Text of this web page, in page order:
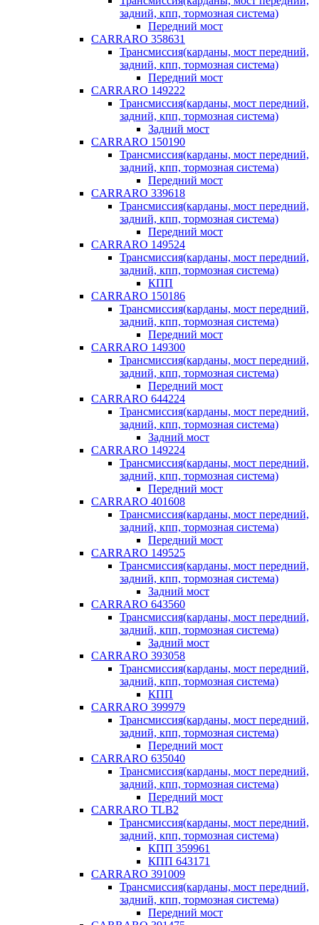
задний, кпп, тормозная система)
Передний мост
CARRARO 358631
Трансмиссия(карданы, мост передний,
задний, кпп, тормозная система)
Передний мост
CARRARO 149222
Трансмиссия(карданы, мост передний,
задний, кпп, тормозная система)
Задний мост
CARRARO 150190
Трансмиссия(карданы, мост передний,
задний, кпп, тормозная система)
Передний мост
CARRARO 339618
Трансмиссия(карданы, мост передний,
задний, кпп, тормозная система)
Передний мост
CARRARO 149524
Трансмиссия(карданы, мост передний,
задний, кпп, тормозная система)
КПП
CARRARO 150186
Трансмиссия(карданы, мост передний,
задний, кпп, тормозная система)
Передний мост
CARRARO 149300
Трансмиссия(карданы, мост передний,
задний, кпп, тормозная система)
Передний мост
CARRARO 644224
Трансмиссия(карданы, мост передний,
задний, кпп, тормозная система)
Задний мост
CARRARO 149224
Трансмиссия(карданы, мост передний,
задний, кпп, тормозная система)
Передний мост
CARRARO 401608
Трансмиссия(карданы, мост передний,
задний, кпп, тормозная система)
Передний мост
CARRARO 149525
Трансмиссия(карданы, мост передний,
задний, кпп, тормозная система)
Задний мост
CARRARO 643560
Трансмиссия(карданы, мост передний,
задний, кпп, тормозная система)
Задний мост
CARRARO 393058
Трансмиссия(карданы, мост передний,
задний, кпп, тормозная система)
КПП
CARRARO 399979
Трансмиссия(карданы, мост передний,
задний, кпп, тормозная система)
Передний мост
CARRARO 635040
Трансмиссия(карданы, мост передний,
задний, кпп, тормозная система)
Передний мост
CARRARO TLB2
Трансмиссия(карданы, мост передний,
задний, кпп, тормозная система)
КПП 359961
КПП 643171
CARRARO 391009
Трансмиссия(карданы, мост передний,
задний, кпп, тормозная система)
Передний мост